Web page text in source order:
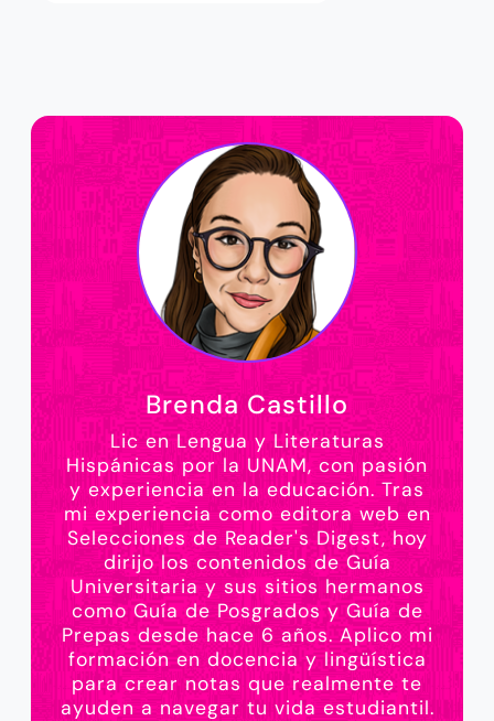
Brenda Castillo
Lic en Lengua y Literaturas
Hispánicas por la UNAM, con pasión
y experiencia en la educación. Tras
mi experiencia como editora web en
Selecciones de Reader's Digest, hoy
dirijo los contenidos de Guía
Universitaria y sus sitios hermanos
como Guía de Posgrados y Guía de
Prepas desde hace 6 años. Aplico mi
formación en docencia y lingüística
para crear notas que realmente te
ayuden a navegar tu vida estudiantil.